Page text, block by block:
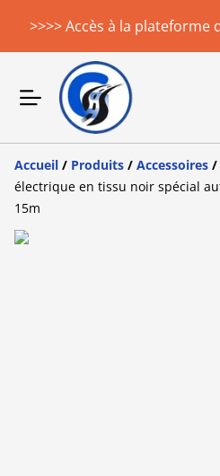
>>>> Accès à la plateforme
Accueil / Produits / Accessoires /
électrique en tissu noir spécial
15m